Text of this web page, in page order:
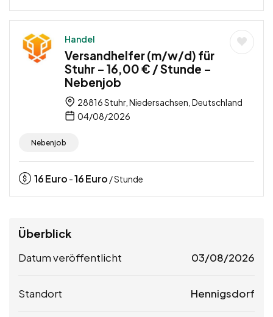
Handel
Versandhelfer (m/w/d) für
Stuhr – 16,00 € / Stunde –
Nebenjob
28816 Stuhr, Niedersachsen, Deutschland
04/08/2026
Nebenjob
16Euro -16Euro / Stunde
Überblick
Datum veröffentlicht 03/08/2026
Standort Hennigsdorf